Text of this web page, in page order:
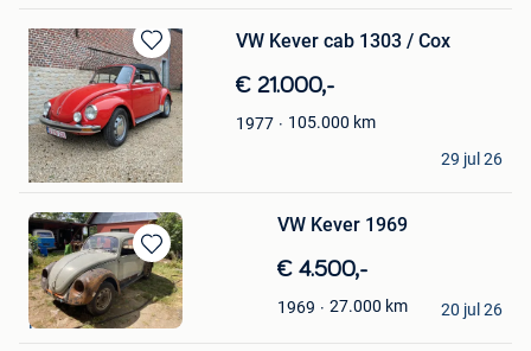
Bewaren
in
Mijn
Favorieten
VW Kever cab 1303 / Cox
€ 21.000,-
1977 105.000 km
Quentin
Braine-L'Alleud
29 jul 26
Bewaren
in
Mijn
Favorieten
VW Kever 1969
€ 4.500,-
1969 27.000 km
Tom
Ruiselede
20 jul 26